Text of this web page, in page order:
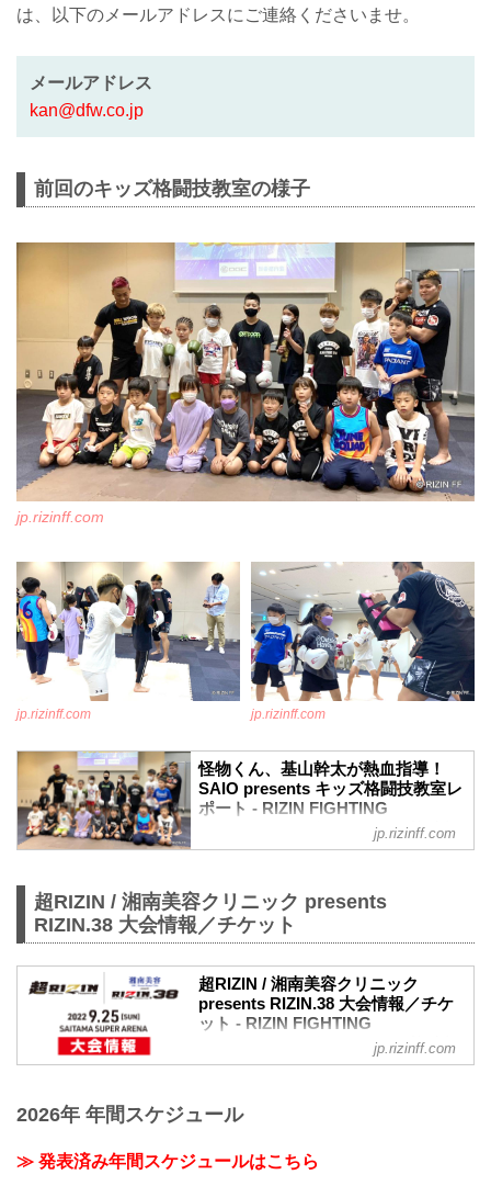
は、以下のメールアドレスにご連絡くださいませ。
メールアドレス
kan@dfw.co.jp
前回のキッズ格闘技教室の様子
jp.rizinff.com
jp.rizinff.com jp.rizinff.com
怪物くん、基山幹太が熱血指導！
SAIO presents キッズ格闘技教室レ
ポート - RIZIN FIGHTING
FEDERATION オフィシャルサイト
ファイターの“怪物くん”こと鈴木博昭と基
山幹太によるキッズ格闘技教室が開催さ
れた。
選ばれた20名のキッズたちが参加し、怪
物くんと基山のミット打ちなどを体験し
たぞ！
鈴木博昭、基山幹太が登場！MCはお宮の
松が担当
ートすると、イベントのMCとしてRIZIN
のリングアナでお馴染みのお宮の松が登
そして今回キッズたちを指...
jp.rizinff.com
超RIZIN / 湘南美容クリニック presents
RIZIN.38 大会情報／チケット
超RIZIN / 湘南美容クリニック
presents RIZIN.38 大会情報／チケ
ット - RIZIN FIGHTING
FEDERATION オフィシャルサイト
超RIZIN / 湘南美容クリニック presents
日時
2022年9月25日（日） 10:00開場（予
jp.rizinff.com
2026年 年間スケジュール
≫ 発表済み年間スケジュールはこちら